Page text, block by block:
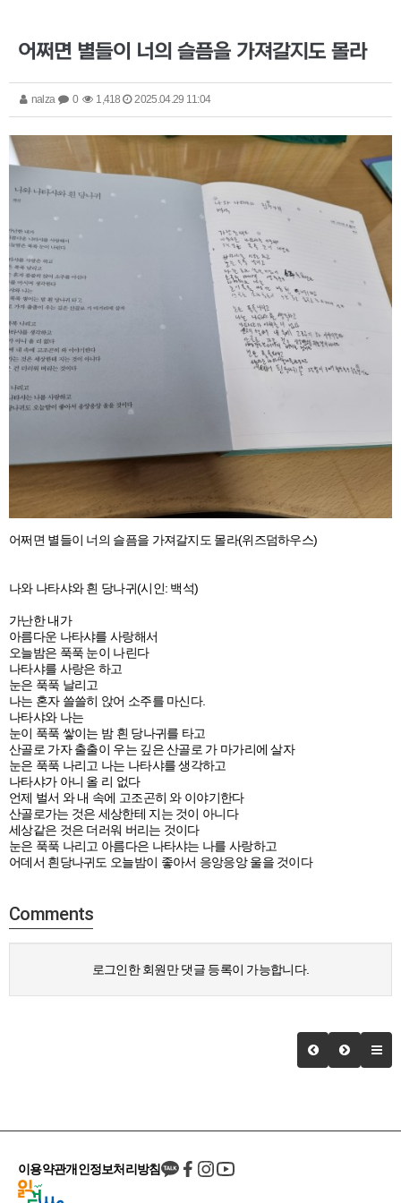
어쩌면 별들이 너의 슬픔을 가져갈지도 몰라
nalza 0 1,418 2025.04.29 11:04
어쩌면 별들이 너의 슬픔을 가져갈지도 몰라(위즈덤하우스)
나와 나타샤와 흰 당나귀(시인: 백석)
가난한 내가
아름다운 나타샤를 사랑해서
오늘밤은 푹푹 눈이 나린다
나타샤를 사랑은 하고
눈은 푹푹 날리고
나는 혼자 쓸쓸히 앉어 소주를 마신다.
나타샤와 나는
눈이 푹푹 쌓이는 밤 흰 당나귀를 타고
산골로 가자 출출이 우는 깊은 산골로 가 마가리에 살자
눈은 푹푹 나리고 나는 나타샤를 생각하고
나타샤가 아니 올 리 없다
언제 벌서 와 내 속에 고조곤히 와 이야기한다
산골로가는 것은 세상한테 지는 것이 아니다
세상같은 것은 더러워 버리는 것이다
눈은 푹푹 나리고 아름다은 나타샤는 나를 사랑하고
어데서 흰당나귀도 오늘밤이 좋아서 응앙응앙 울을 것이다
Comments
로그인한 회원만 댓글 등록이 가능합니다.
이용약관개인정보처리방침